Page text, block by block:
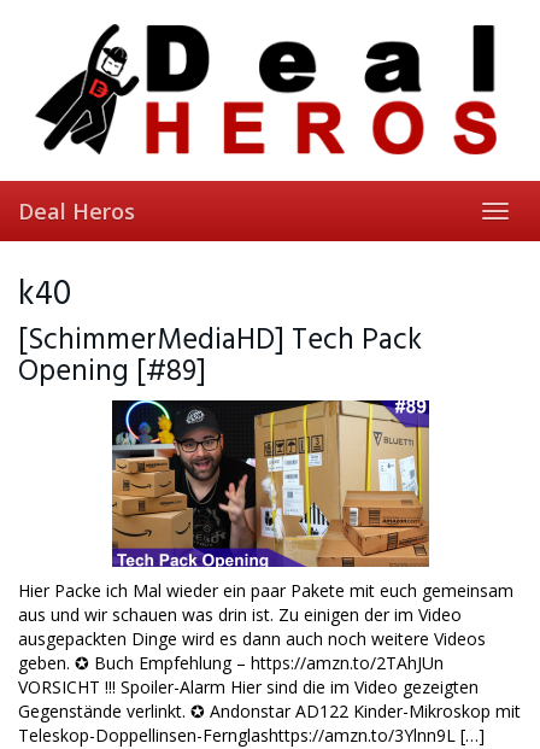
Deal Heros
k40
[SchimmerMediaHD] Tech Pack
Opening [#89]
Hier Packe ich Mal wieder ein paar Pakete mit euch gemeinsam
aus und wir schauen was drin ist. Zu einigen der im Video
ausgepackten Dinge wird es dann auch noch weitere Videos
geben. ✪ Buch Empfehlung – https://amzn.to/2TAhJUn
VORSICHT !!! Spoiler-Alarm Hier sind die im Video gezeigten
Gegenstände verlinkt. ✪ Andonstar AD122 Kinder-Mikroskop mit
Teleskop-Doppellinsen-Fernglashttps://amzn.to/3Ylnn9L […]